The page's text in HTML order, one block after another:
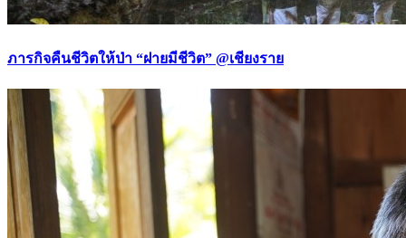
ภารกิจคืนชีวิตให้ป่า “ฝายมีชีวิต” @เชียงราย